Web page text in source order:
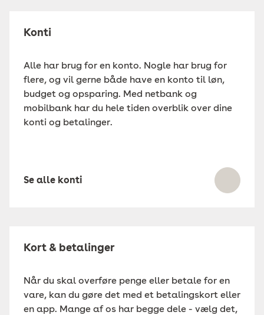
Konti
Alle har brug for en konto. Nogle har brug for
flere, og vil gerne både have en konto til løn,
budget og opsparing. Med netbank og
mobilbank har du hele tiden overblik over dine
konti og betalinger.
Se alle konti
Kort & betalinger
Når du skal overføre penge eller betale for en
vare, kan du gøre det med et betalingskort eller
en app. Mange af os har begge dele - vælg det,